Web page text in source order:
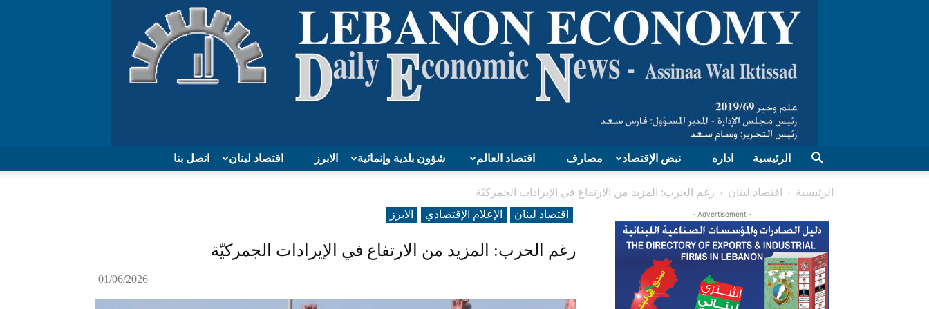
اتصل بنا اقتصاد لبنان الابرز شؤون بلدية وإنمائية اقتصاد العالم مصارف نبض الإقتصاد اداره الرئيسية
الرئيسية اقتصاد لبنان
رغم الحرب: المزيد من الارتفاع في الإيرادات الجمركيّة
اقتصاد لبنان
الإعلام الإقتصادي الابرز
رغم الحرب: المزيد من الارتفاع في الإيرادات الجمركيّة
01/06/2026
- Advertisement -